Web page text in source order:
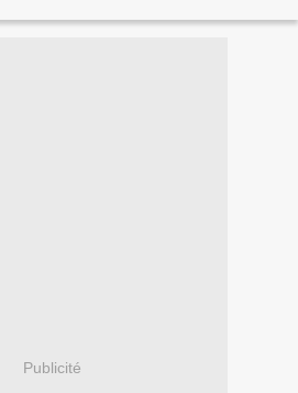
Publicité